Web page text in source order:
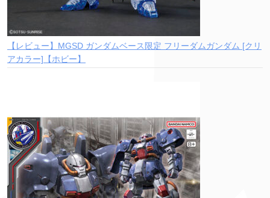
【レビュー】MGSD ガンダムベース限定 フリーダムガンダム [クリ
アカラー]【ホビー】